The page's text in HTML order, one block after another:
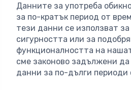
Данните за употреба
за по-кратък период от
тези данни се използват за
сигурността или за
функционалността на
сме законово задължени
данни за по-дълги периоди